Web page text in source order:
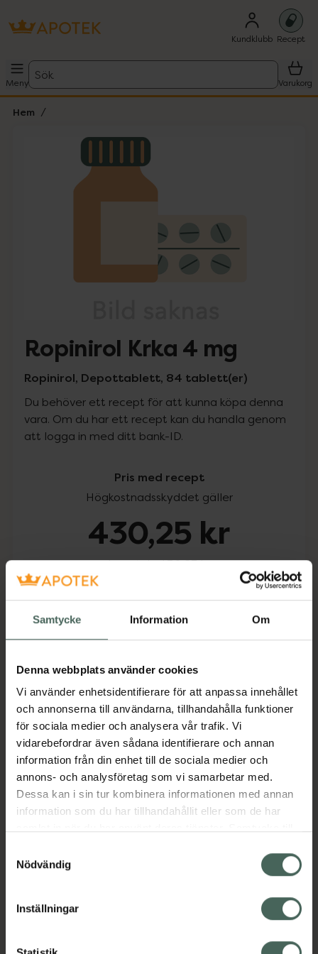
Samtycke Information Om
Denna webbplats använder cookies
Vi använder enhetsidentifierare för att anpassa innehållet
och annonserna till användarna, tillhandahålla funktioner
för sociala medier och analysera vår trafik. Vi
vidarebefordrar även sådana identifierare och annan
information från din enhet till de sociala medier och
annons- och analysföretag som vi samarbetar med.
Dessa kan i sin tur kombinera informationen med annan
information som du har tillhandahållit eller som de har
återkalla ditt samtycke via webbplatsens
cookieinställningar. Ett återkallat samtycke påverkar inte
lagligheten av behandling som skett innan återkallelsen.
Nödvändig
Inställningar
Kundklubb Recept
Meny
Sök
Varukorg
Hem
Lista: . Innehåller 1 objekt.
Ropinirol Krka 4 mg
Ropinirol, Depottablett, 84 tablett(er)
Du behöver ett recept för att kunna köpa denna
vara. Om du har ett recept kan du handla genom
att logga in med ditt bank-ID.
Pris med recept
Högkostnadsskyddet gäller
430,25 kr
I apotek:430,25 kr
Köp via ditt recept
Beskrivning Dölj
Läs alltid bipacksedeln innan
användning.
EAN:
03838989698997